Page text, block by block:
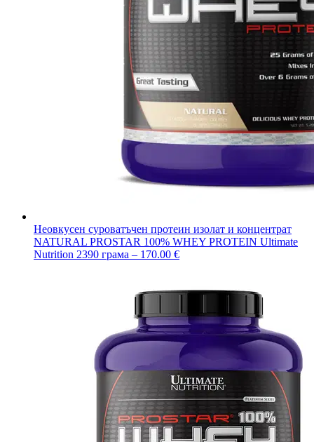
Неовкусен суроватъчен протеин изолат и концентрат
NATURAL PROSTAR 100% WHEY PROTEIN Ultimate
Nutrition 2390 грама – 170.00 €